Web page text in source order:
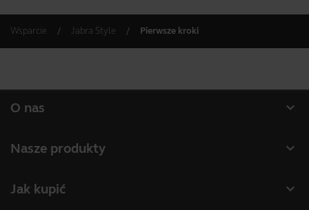
Wsparcie Jabra Style Pierwsze kroki
expand_more
O nas
Wiadomości i komunikaty prasowe
expand_more
Nasze produkty
expand_more
Jak kupić